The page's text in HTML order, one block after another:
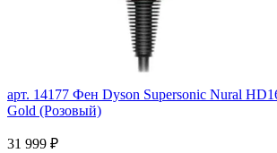
арт. 14177 Фен Dyson Supersonic Nural
Gold (Розовый)
31 999 ₽